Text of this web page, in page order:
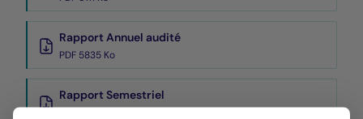
Rapport Annuel audité
PDF 5835 Ko
Rapport Semestriel